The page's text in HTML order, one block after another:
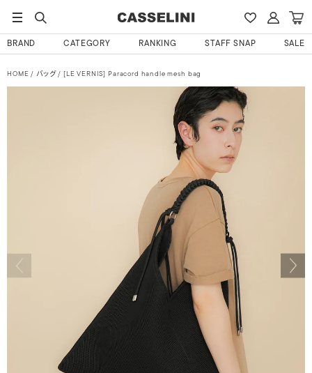
BRAND CATEGORY RANKING STAFF SNAP SALE
HOME バッグ [LE VERNIS] Paracord handle mesh bag